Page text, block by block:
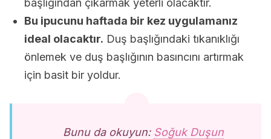
başlığından çıkarmak yeterli olacaktır.
Bu ipucunu haftada bir kez uygulamanız
ideal olacaktır. Duş başlığındaki tıkanıklığı
önlemek ve duş başlığının basıncını artırmak
için basit bir yoldur.
Bunu da okuyun: Soğuk Duşun